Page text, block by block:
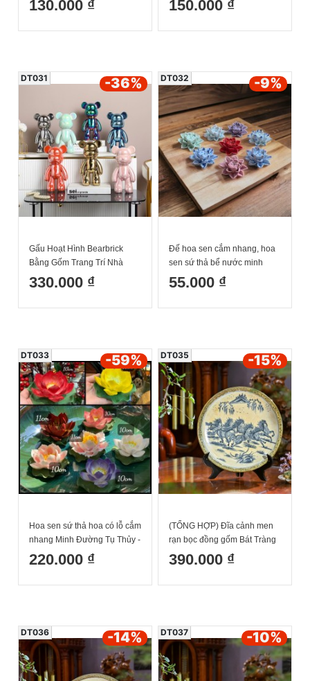
130.000 ₫ 150.000 ₫
Gấu Hoạt Hình Bearbrick
Bằng Gốm Trang Trí Nhà
Cửa 28x14cm
330.000 ₫
DT031 -36%
Đế hoa sen cắm nhang, hoa
sen sứ thả bể nước minh
đường tụ thuỷ 5.5cm
55.000 ₫
DT032 -9%
Hoa sen sứ thả hoa có lỗ cắm
nhang Minh Đường Tụ Thủy -
Gốm Sứ Bát Tràng
220.000 ₫
DT033 -59%
(TỔNG HỢP) Đĩa cảnh men
rạn bọc đồng gốm Bát Tràng
cao cấp- Trang trí phòng
khách/ Món quà sang trọng
390.000 ₫
DT035 -15%
DT036 -14% DT037 -10%